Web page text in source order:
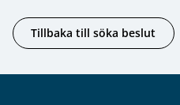
Tillbaka till söka beslut